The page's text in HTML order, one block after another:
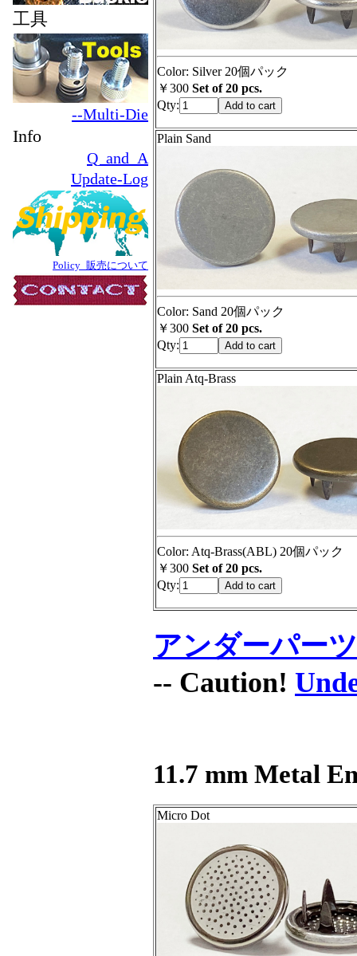
工具
--Multi-Die
Info
Q_and_A
Update-Log
Policy_販売について
Color: Silver 20個パック
￥300 Set of 20 pcs.
Qty:
Plain Sand
Color: Sand 20個パック
￥300 Set of 20 pcs.
Qty:
Plain Atq-Brass
Color: Atq-Brass(ABL) 20個パック
￥300 Set of 20 pcs.
Qty:
アンダーパーツ
-- Caution!
11.7 mm Metal
Micro Dot